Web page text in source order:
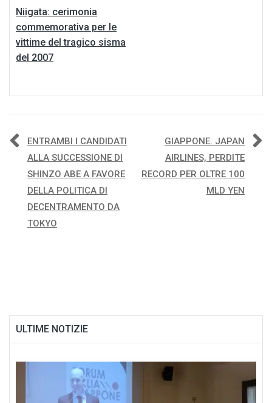
Niigata: cerimonia
commemorativa per le
vittime del tragico sisma
del 2007
Navigazione
articoli
ENTRAMBI I CANDIDATI
ALLA SUCCESSIONE DI
SHINZO ABE A FAVORE
DELLA POLITICA DI
DECENTRAMENTO DA
TOKYO
GIAPPONE. JAPAN
AIRLINES, PERDITE
RECORD PER OLTRE 100
MLD YEN
ULTIME NOTIZIE